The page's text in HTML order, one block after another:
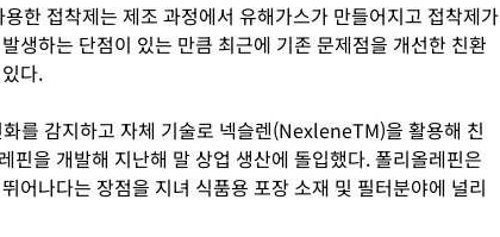
한 접착제는 제조 과정에서 유해가스가 만들어지고 접착제가
생하는 단점이 있는 만큼 최근에 기존 문제점을 개선한 친환
다.
를 감지하고 자체 기술로 넥슬렌(NexleneTM)을 활용해 친
핀을 개발해 지난해 말 상업 생산에 돌입했다. 폴리올레핀은
어나다는 장점을 지녀 식품용 포장 소재 및 필터분야에 널리